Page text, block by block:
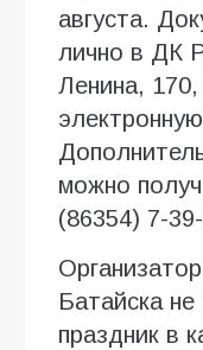
августа.
лично в ДК
Ленина,
можно
(86354) 7-
Батайска не
праздник в